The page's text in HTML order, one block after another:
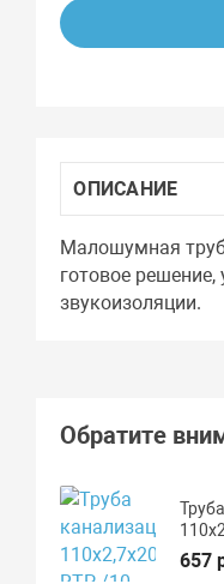
ОПИСАНИЕ
Малошумная
готовое
звукоизоляции.
Обратите
657